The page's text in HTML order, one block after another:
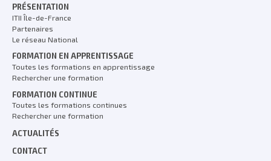
PRÉSENTATION
ITII Île-de-France
Partenaires
Le réseau National
FORMATION EN APPRENTISSAGE
Toutes les formations en apprentissage
Rechercher une formation
FORMATION CONTINUE
Toutes les formations continues
Rechercher une formation
ACTUALITÉS
CONTACT